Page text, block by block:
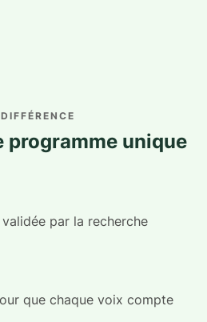
programme unique
par la recherche
que chaque voix compte